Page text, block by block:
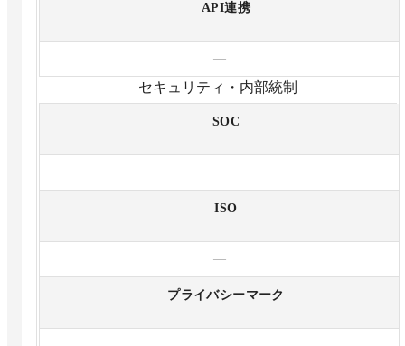
API連携
—
セキュリティ・内部統制
SOC
—
ISO
—
プライバシーマーク